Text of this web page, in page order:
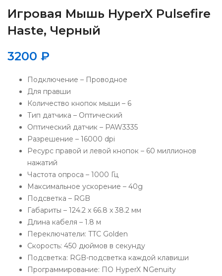
Игровая Мышь HyperX Pulsefire
Haste, Черный
3200 ₽
Подключение – Проводное
Для правши
Количество кнопок мыши – 6
Тип датчика – Оптический
Оптический датчик – PAW3335
Разрешение – 16000 dpi
Ресурс правой и левой кнопок – 60 миллионов
нажатий
Частота опроса – 1000 Гц
Максимальное ускорение – 40g
Подсветка – RGB
Габариты – 124.2 x 66.8 x 38.2 мм
Длина кабеля – 1.8 м
Переключатели: TTC Golden
Скорость: 450 дюймов в секунду
Подсветка: RGB-подсветка каждой клавиши
Программирование: ПО HyperX NGenuity